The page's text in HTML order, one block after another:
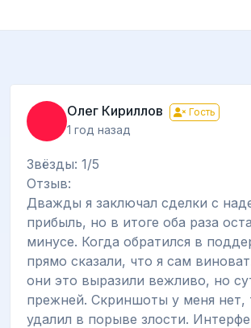
Олег Кириллов Гость
1 год назад
Звёзды: 1/5
Отзыв:
Дважды я заключал сделки с
прибыль, но в итоге оба раза
минусе. Когда обратился в
прямо сказали, что я сам
они это выразили вежливо, но
прежней. Скриншоты у меня нет,
удалил в порыве злости.